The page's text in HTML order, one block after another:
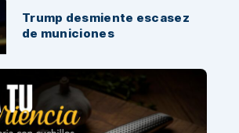
Trump desmiente escasez
de municiones